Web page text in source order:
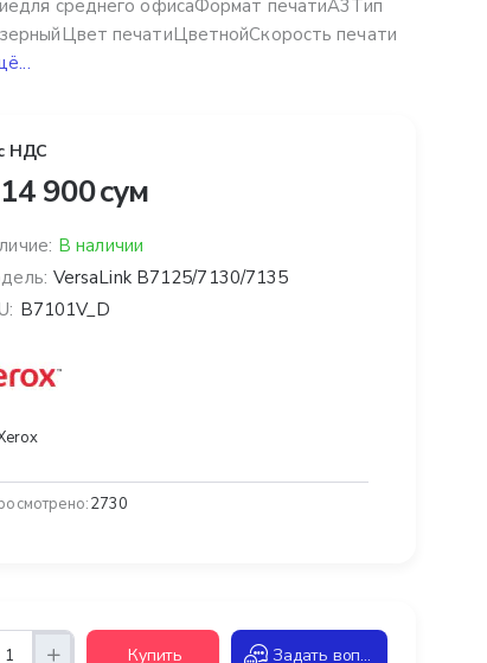
среднего офисаФормат печатиА3Тип
печатиЦветнойСкорость печати
НДС
900 сум
В наличии
VersaLink B7125/7130/7135
B7101V_D
2730
Купить Задать вопрос